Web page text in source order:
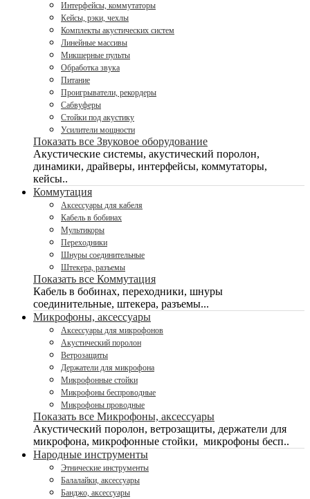
Интерфейсы, коммутаторы
Кейсы, рэки, чехлы
Комплекты акустических систем
Линейные массивы
Микшерные пульты
Обработка звука
Питание
Проигрыватели, рекордеры
Сабвуферы
Стойки под акустику
Усилители мощности
Показать все Звуковое оборудование
Акустические системы, акустический поролон,
динамики, драйверы, интерфейсы, коммутаторы,
кейсы..
Коммутация
Аксессуары для кабеля
Кабель в бобинах
Мультикоры
Переходники
Шнуры соединительные
Штекера, разъемы
Показать все Коммутация
Кабель в бобинах, переходники, шнуры
соединительные, штекера, разъемы...
Микрофоны, аксессуары
Аксессуары для микрофонов
Акустический поролон
Ветрозащиты
Держатели для микрофона
Микрофонные стойки
Микрофоны беспроводные
Микрофоны проводные
Показать все Микрофоны, аксессуары
Акустический поролон, ветрозащиты, держатели для
микрофона, микрофонные стойки, микрофоны бесп..
Народные инструменты
Этнические инструменты
Балалайки, аксессуары
Банджо, аксессуары